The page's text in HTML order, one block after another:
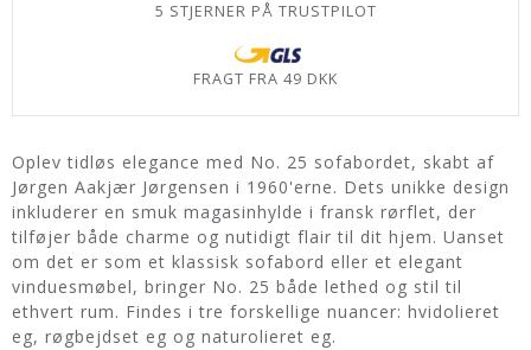
5 STJERNER PÅ TRUSTPILOT
FRAGT FRA 49 DKK
Oplev tidløs elegance med No. 25 sofabordet, skabt af
Jørgen Aakjær Jørgensen i 1960'erne. Dets unikke design
inkluderer en smuk magasinhylde i fransk rørflet, der
tilføjer både charme og nutidigt flair til dit hjem. Uanset
om det er som et klassisk sofabord eller et elegant
vinduesmøbel, bringer No. 25 både lethed og stil til
ethvert rum. Findes i tre forskellige nuancer: hvidolieret
eg, røgbejdset eg og naturolieret eg.